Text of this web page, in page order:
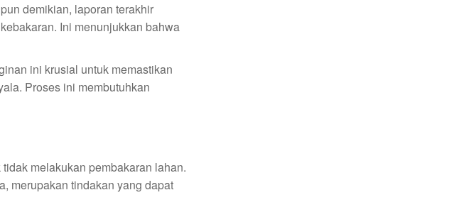
demikian, laporan terakhir
Ini menunjukkan bahwa
ini krusial untuk memastikan
Proses ini membutuhkan
melakukan pembakaran lahan.
merupakan tindakan yang dapat